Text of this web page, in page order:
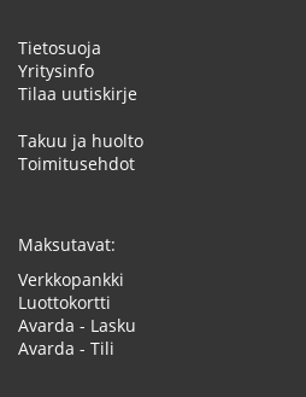
Tietosuoja
Yritysinfo
Tilaa uutiskirje
Takuu ja huolto
Toimitusehdot
Maksutavat:
Verkkopankki
Luottokortti
Avarda - Lasku
Avarda - Tili